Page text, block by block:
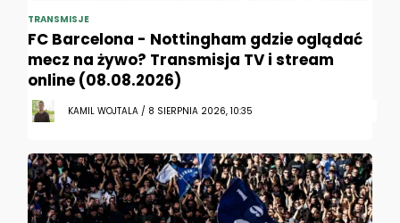
TRANSMISJE
FC Barcelona - Nottingham gdzie oglądać
mecz na żywo? Transmisja TV i stream
online (08.08.2026)
KAMIL WOJTALA / 8 SIERPNIA 2026, 10:35